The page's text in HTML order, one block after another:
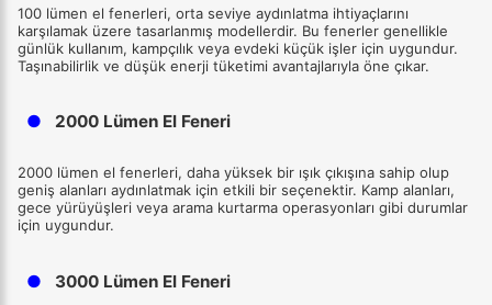
100 lümen el fenerleri, orta seviye aydınlatma ihtiyaçlarını
karşılamak üzere tasarlanmış modellerdir. Bu fenerler genellikle
günlük kullanım, kampçılık veya evdeki küçük işler için uygundur.
Taşınabilirlik ve düşük enerji tüketimi avantajlarıyla öne çıkar.
● 2000 Lümen El Feneri
2000 lümen el fenerleri, daha yüksek bir ışık çıkışına sahip olup
geniş alanları aydınlatmak için etkili bir seçenektir. Kamp alanları,
gece yürüyüşleri veya arama kurtarma operasyonları gibi durumlar
için uygundur.
● 3000 Lümen El Feneri